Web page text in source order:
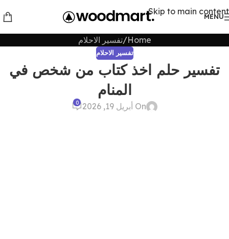
Skip to main content
MENU
Home تفسير الاحلام
تفسير الاحلام
تفسير حلم اخذ كتاب من شخص في
المنام
On أبريل 19, 2026 0